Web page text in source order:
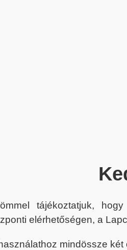
tájékoztatjuk,
elérhetőségen, a
mindössze